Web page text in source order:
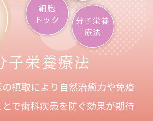
細胞
ドック
分子栄養
療法
子栄養療法
摂取により自然治癒力や免疫
で歯科疾患を防ぐ効果が期待